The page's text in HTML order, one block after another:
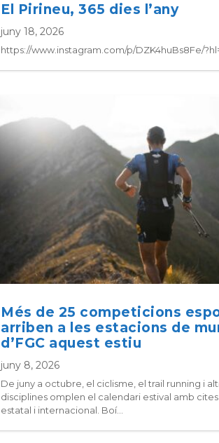
El Pirineu, 365 dies l’any
juny 18, 2026
https://www.instagram.com/p/DZK4huBs8Fe/
Més de 25 competicions
arriben a les estacions de
d’FGC aquest estiu
juny 8, 2026
De juny a octubre, el ciclisme, el trail running i
disciplines omplen el calendari estival amb
estatal i internacional. Boí...